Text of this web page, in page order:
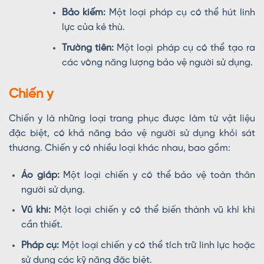
Bảo kiếm: Một loại pháp cụ có thể hút linh
lực của kẻ thù.
Trường tiên:Một loại pháp cụ có thể tạo ra
các vòng năng lượng bảo vệ người sử dụng.
Chiến y
Chiến y là những loại trang phục được làm từ vật liệu
đặc biệt, có khả năng bảo vệ người sử dụng khỏi sát
thương. Chiến y có nhiều loại khác nhau, bao gồm:
Áo giáp:Một loại chiến y có thể bảo vệ toàn thân
người sử dụng.
Vũ khí:Một loại chiến y có thể biến thành vũ khí khi
cần thiết.
Pháp cụ: Một loại chiến y có thể tích trữ linh lực hoặc
sử dụng các kỹ năng đặc biệt.